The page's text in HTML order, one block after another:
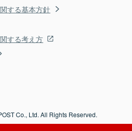
する基本方針
する考え方
Co., Ltd. All Rights Reserved.